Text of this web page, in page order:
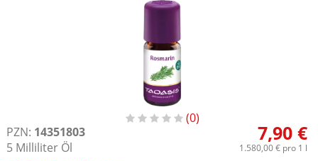
0
PZN: 14351803
5 Milliliter Öl
7,90 €
1.580,00 €pro 1 l